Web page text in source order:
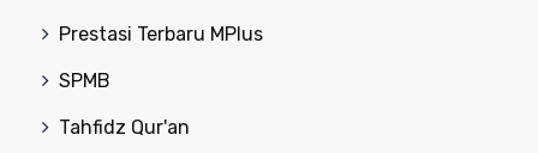
Prestasi Terbaru MPlus
SPMB
Tahfidz Qur'an